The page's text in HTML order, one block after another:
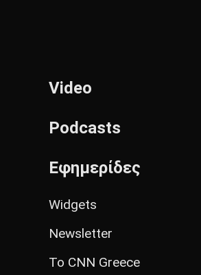
Video
Podcasts
Εφημερίδες
Widgets
Newsletter
Το CNN Greece